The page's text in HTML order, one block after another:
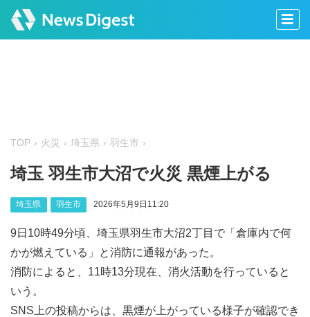
TOP 火災 埼玉県 羽生市
埼玉 羽生市大沼で火災 黒煙上がる
埼玉県 羽生市 2026年5月9日11:20
9日10時49分頃、埼玉県羽生市大沼2丁目で「倉庫内で何
かが燃えている」と消防に通報があった。
消防によると、11時13分現在、消火活動を行っていると
いう。
SNS上の投稿からは、黒煙が上がっている様子が確認でき